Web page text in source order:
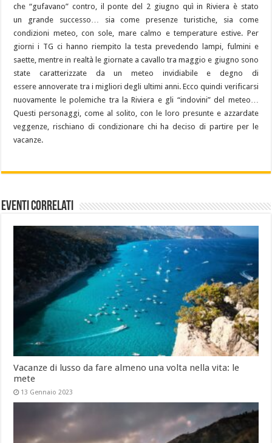
che “gufavano” contro, il ponte del 2 giugno quì in Riviera è stato
un grande successo… sia come presenze turistiche, sia come
condizioni meteo, con sole, mare calmo e temperature estive. Per
giorni i TG ci hanno riempito la testa prevedendo lampi, fulmini e
saette, mentre in realtà le giornate a cavallo tra maggio e giugno sono
state caratterizzate da un meteo invidiabile e degno di
essere annoverate tra i migliori degli ultimi anni. Ecco quindi verificarsi
nuovamente le polemiche tra la Riviera e gli “indovini” del meteo…
Questi personaggi, come al solito, con le loro presunte e azzardate
veggenze, rischiano di condizionare chi ha deciso di partire per le
vacanze.
Eventi Correlati
Vacanze di lusso da fare almeno una volta nella vita: le
mete
13 Gennaio 2023